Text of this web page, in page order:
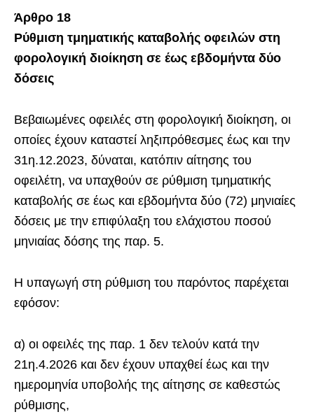
Άρθρο 18
Ρύθμιση τμηματικής καταβολής οφειλών στη
φορολογική διοίκηση σε έως εβδομήντα δύο
δόσεις
Βεβαιωμένες οφειλές στη φορολογική διοίκηση, οι
οποίες έχουν καταστεί ληξιπρόθεσμες έως και την
31η.12.2023, δύναται, κατόπιν αίτησης του
οφειλέτη, να υπαχθούν σε ρύθμιση τμηματικής
καταβολής σε έως και εβδομήντα δύο (72) μηνιαίες
δόσεις με την επιφύλαξη του ελάχιστου ποσού
μηνιαίας δόσης της παρ. 5.
Η υπαγωγή στη ρύθμιση του παρόντος παρέχεται
εφόσον:
α) οι οφειλές της παρ. 1 δεν τελούν κατά την
21η.4.2026 και δεν έχουν υπαχθεί έως και την
ημερομηνία υποβολής της αίτησης σε καθεστώς
ρύθμισης,